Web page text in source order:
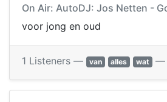
On Air: AutoDJ: Jos Netten -
voor jong en oud
1 Listeners — van alles wat —